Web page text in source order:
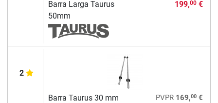
Barra Larga Taurus
50mm
199,00€
2
Barra Taurus 30 mm
PVPR 169,00€